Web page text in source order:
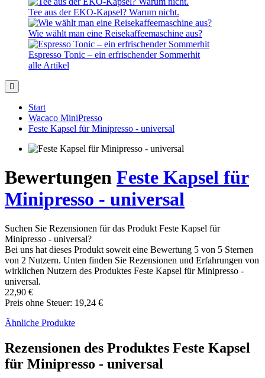
Tee aus der EKO-Kapsel? Warum nicht.
Wie wählt man eine Reisekaffeemaschine aus?
Espresso Tonic – ein erfrischender Sommerhit
alle Artikel
Start
Wacaco MiniPresso
Feste Kapsel für Minipresso - universal
Bewertungen Feste Kapsel für
Minipresso - universal
Suchen Sie Rezensionen für das Produkt Feste Kapsel für
Minipresso - universal?
Bei uns hat dieses Produkt soweit eine Bewertung 5 von 5 Sternen
von 2 Nutzern. Unten finden Sie Rezensionen und Erfahrungen von
wirklichen Nutzern des Produktes Feste Kapsel für Minipresso -
universal.
22,90 €
Preis ohne Steuer: 19,24 €
Ähnliche Produkte
Rezensionen des Produktes Feste Kapsel
für Minipresso - universal